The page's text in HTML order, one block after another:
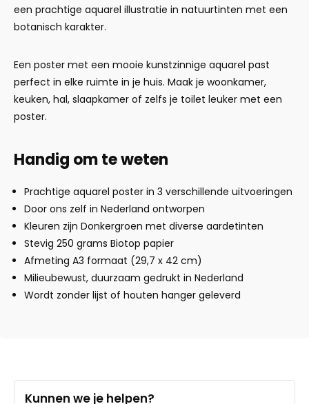
een prachtige aquarel illustratie in natuurtinten met een
botanisch karakter.
Een poster met een mooie kunstzinnige aquarel past
perfect in elke ruimte in je huis. Maak je woonkamer,
keuken, hal, slaapkamer of zelfs je toilet leuker met een
poster.
Handig om te weten
Prachtige aquarel poster in 3 verschillende uitvoeringen
Door ons zelf in Nederland ontworpen
Kleuren zijn Donkergroen met diverse aardetinten
Stevig 250 grams Biotop papier
Afmeting A3 formaat (29,7 x 42 cm)
Milieubewust, duurzaam gedrukt in Nederland
Wordt zonder lijst of houten hanger geleverd
Kunnen we je helpen?